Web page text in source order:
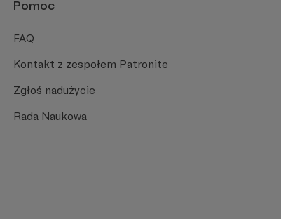
Pomoc
FAQ
Kontakt z zespołem Patronite
Zgłoś nadużycie
Rada Naukowa